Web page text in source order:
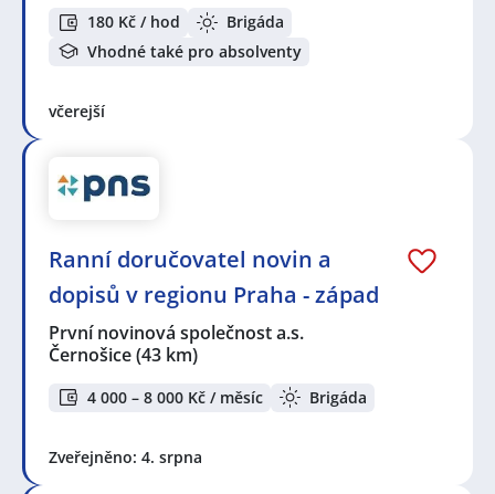
180 Kč / hod
Brigáda
Vhodné také pro absolventy
včerejší
Ranní doručovatel novin a
dopisů v regionu Praha - západ
První novinová společnost a.s.
Černošice(43 km)
4 000 – 8 000 Kč / měsíc Brigáda
Zveřejněno: 4. srpna